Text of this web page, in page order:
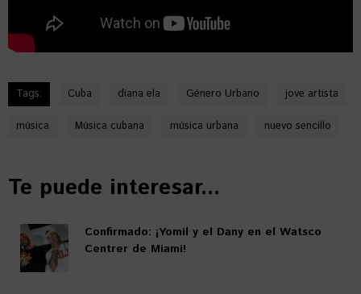
Tags: Cuba diana ela Género Urbano jove artista
música Música cubana música urbana nuevo sencillo
Te puede interesar...
Confirmado: ¡Yomil y el Dany en el Watsco
Centrer de Miami!